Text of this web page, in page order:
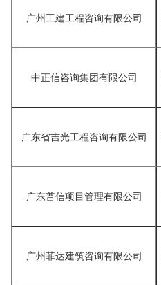
广州工建工程咨询有限公司
中正信咨询集团有限公司
广东省吉光工程咨询有限公司
广东普信项目管理有限公司
广州菲达建筑咨询有限公司